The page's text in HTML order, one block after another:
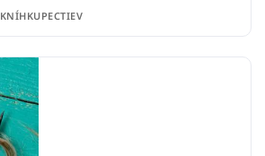
KNÍHKUPECTIEV